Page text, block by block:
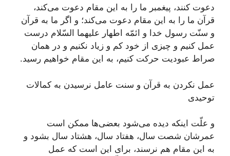
دعوت كنند، پیغمبر ما را به این مقام دعوت می‌كند،
قرآن ما را به این مقام دعوت می‌كند؛ و اگر ما به قرآن
و سنّت رسول خدا و ائمّه اطهار علیهما السّلام درست
عمل كنیم و چیزی از خود كم و زیاد نكنیم و در همان
صراط عبودیت حركت كنیم، به این مقام خواهیم رسید.
عمل نکردن به قرآن و سنت عامل نرسیدن به كمالات
توحیدی
و علّت اینكه دیده می‌شود بعضی‌ها ممكن است
عمرشان شصت سال، هفتاد سال، هشتاد سال بشود و
به این مقام هم نرسند، برای این است كه عمل